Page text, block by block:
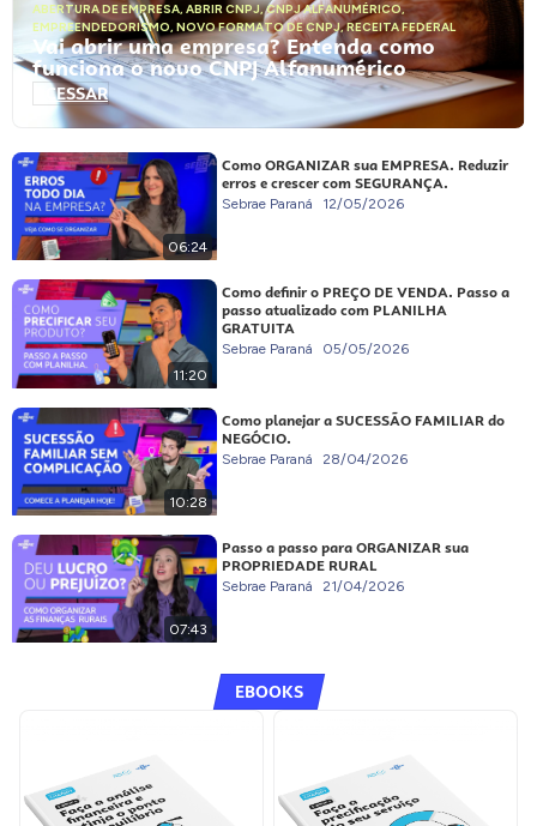
ABERTURA DE EMPRESA, ABRIR CNPJ,CNPJ ALFANUMÉRICO,
EMPREENDEDORISMO, NOVO FORMATO DE CNPJ,RECEITA FEDERAL
Vai abrir uma empresa? Entenda como
funciona o novo CNPJ Alfanumérico
ACESSAR
06:24
Como ORGANIZAR sua EMPRESA. Reduzir
erros e crescer com SEGURANÇA.
Sebrae Paraná 12/05/2026
11:20
Como definir o PREÇO DE VENDA. Passo a
passo atualizado com PLANILHA
GRATUITA
Sebrae Paraná 05/05/2026
10:28
Como planejar a SUCESSÃO FAMILIAR do
NEGÓCIO.
Sebrae Paraná 28/04/2026
07:43
Passo a passo para ORGANIZAR sua
PROPRIEDADE RURAL
Sebrae Paraná 21/04/2026
EBOOKS